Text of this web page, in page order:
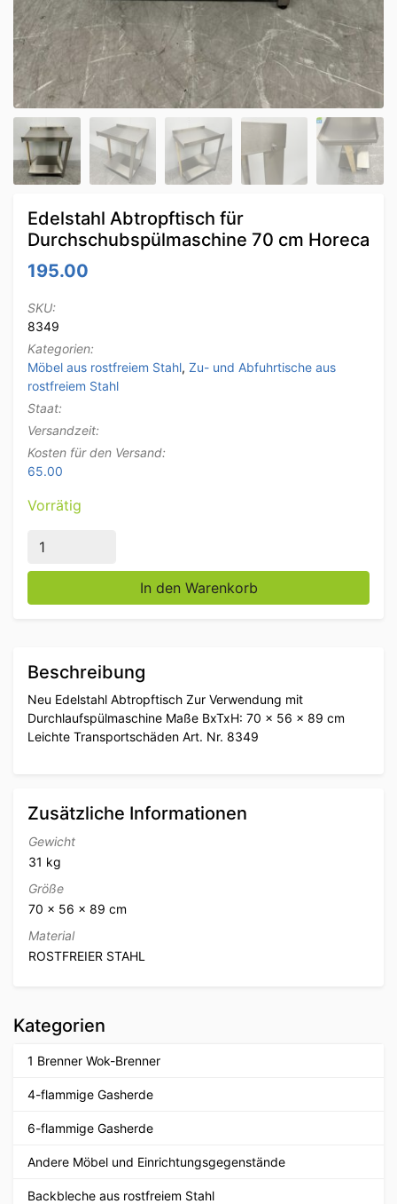
Edelstahl Abtropftisch für
Durchschubspülmaschine 70 cm Horeca
195.00
SKU:
8349
Kategorien:
Möbel aus rostfreiem Stahl, Zu- und Abfuhrtische aus
rostfreiem Stahl
Staat:
Versandzeit:
Kosten für den Versand:
65.00
Vorrätig
Edelstahl Abtropftisch für Durchschubspülmaschine
In den Warenkorb
Beschreibung
Neu Edelstahl Abtropftisch Zur Verwendung mit
Durchlaufspülmaschine Maße BxTxH: 70 x 56 x 89 cm
Leichte Transportschäden Art. Nr. 8349
Zusätzliche Informationen
Gewicht
31 kg
Größe
70 × 56 × 89 cm
Material
ROSTFREIER STAHL
Kategorien
1 Brenner Wok-Brenner
4-flammige Gasherde
6-flammige Gasherde
Andere Möbel und Einrichtungsgegenstände
Backbleche aus rostfreiem Stahl